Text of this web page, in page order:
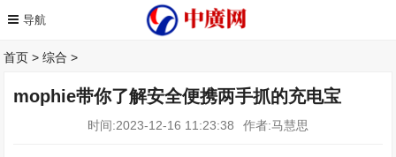
首页 >综合 >
mophie带你了解安全便携两手抓的充电宝
时间:2023-12-16 11:23:38 作者:马慧思